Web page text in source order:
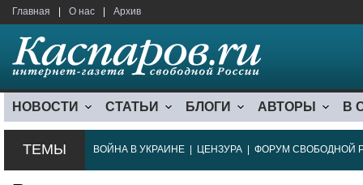
Главная О нас Архив
НОВОСТИ СТАТЬИ БЛОГИ АВТОРЫ В
ТЕМЫ ВОЙНА В УКРАИНЕ ЦЕНЗУРА ФОРУМ СВОБОДНОЙ